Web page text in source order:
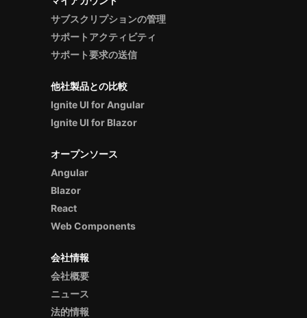
サブスクリプションの管理
サポートアクティビティ
サポート要求の送信
他社製品との比較
Ignite UI for Angular
Ignite UI for Blazor
オープンソース
Angular
Blazor
React
Web Components
会社情報
会社概要
ニュース
法的情報